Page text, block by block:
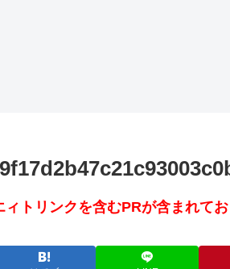
トリンクを含むPRが含まれてお